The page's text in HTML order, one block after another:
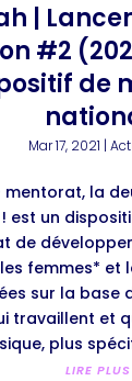
|
#2
de
Mar 17, 2021 |
mentorat, la
! est un
de
femmes* et
sur la base
travaillent et
plus
LIRE PLUS